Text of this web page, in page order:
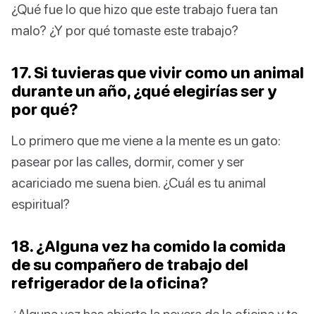
¿Qué fue lo que hizo que este trabajo fuera tan
malo? ¿Y por qué tomaste este trabajo?
17. Si tuvieras que vivir como un animal
durante un año, ¿qué elegirías ser y
por qué?
Lo primero que me viene a la mente es un gato:
pasear por las calles, dormir, comer y ser
acariciado me suena bien. ¿Cuál es tu animal
espiritual?
18. ¿Alguna vez ha comido la comida
de su compañero de trabajo del
refrigerador de la oficina?